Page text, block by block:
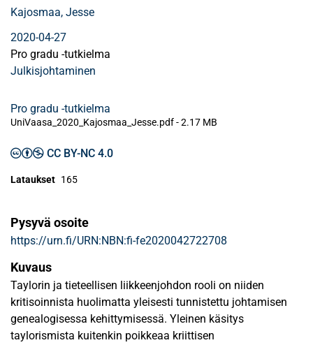
Kajosmaa, Jesse
2020-04-27
Pro gradu -tutkielma
Julkisjohtaminen
Pro gradu -tutkielma
UniVaasa_2020_Kajosmaa_Jesse.pdf -2.17 MB
CC BY-NC 4.0
Lataukset 165
Pysyvä osoite
https://urn.fi/URN:NBN:fi-fe2020042722708
Kuvaus
Taylorin ja tieteellisen liikkeenjohdon rooli on niiden
kritisoinnista huolimatta yleisesti tunnistettu johtamisen
genealogisessa kehittymisessä. Yleinen käsitys
taylorismista kuitenkin poikkeaa kriittisen